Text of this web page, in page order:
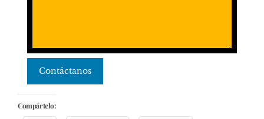
Contáctanos
Compártelo: